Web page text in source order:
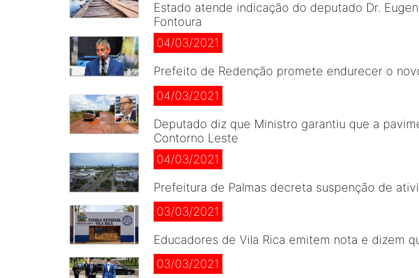
Estado atende indicação do deputado Dr.
Fontoura
04/03/2021
Prefeito de Redenção promete endurecer o
04/03/2021
Deputado diz que Ministro garantiu que a
Contorno Leste
04/03/2021
Prefeitura de Palmas decreta suspenção de
03/03/2021
Educadores de Vila Rica emitem nota e dizem
03/03/2021